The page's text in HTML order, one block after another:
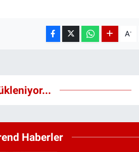
A-
Haberler